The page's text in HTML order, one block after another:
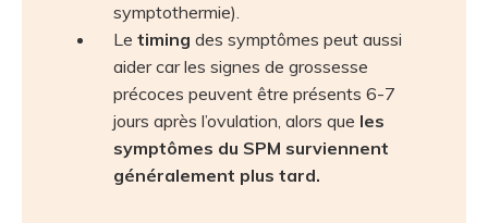
symptothermie).
Letiming des symptômes peut aussi
aider car les signes de grossesse
précoces peuvent être présents 6-7
jours après l’ovulation, alors que les
symptômes du SPM surviennent
généralement plus tard.